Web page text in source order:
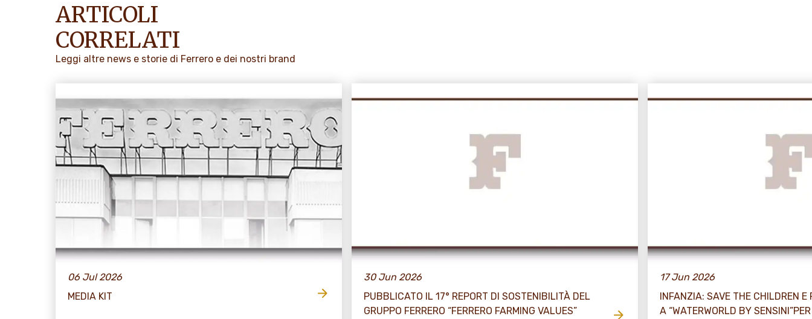
ARTICOLI
CORRELATI
Leggi altre news e storie di Ferrero e dei nostri brand
06 Jul 2026
MEDIA KIT
30 Jun 2026
PUBBLICATO IL 17° REPORT DI SOSTENIBILITÀ DEL
GRUPPO FERRERO “FERRERO FARMING VALUES”
17 Jun 2026
INFANZIA: SAVE THE CHILDREN E
A “WATERWORLD BY